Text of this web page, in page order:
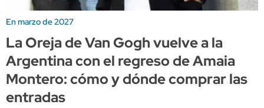
En marzo de 2027
La Oreja de Van Gogh vuelve a la
Argentina con el regreso de Amaia
Montero: cómo y dónde comprar las
entradas